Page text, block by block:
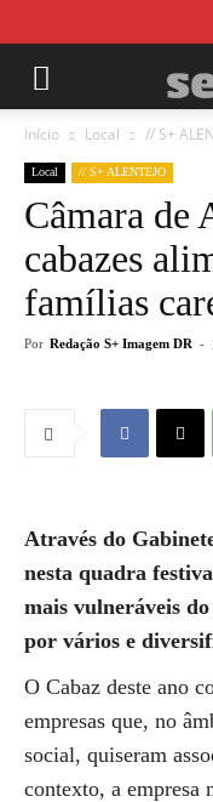
Início Local // S+
Local // S+ ALENTEJO
Câmara de
cabazes
famílias
Por Redação S+ Imagem DR -
Através do
nesta quadra
mais vulneráveis
por vários e
O Cabaz deste ano
empresas que, no
social, quiseram
contexto, a